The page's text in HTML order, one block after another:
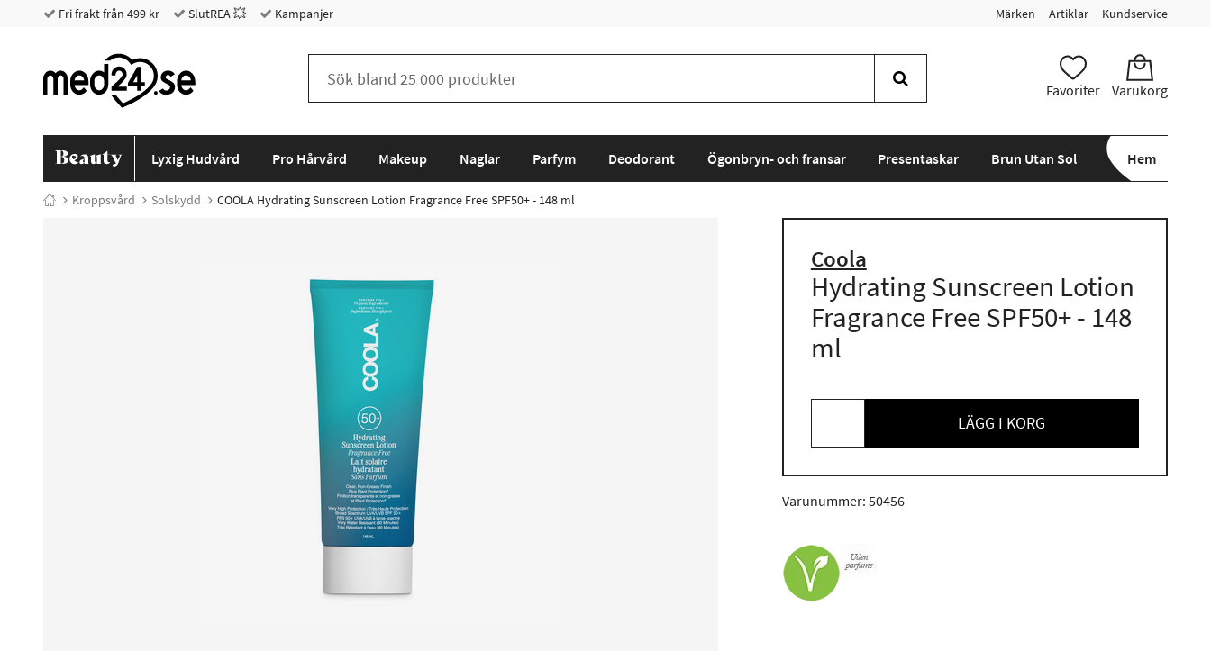
Fri frakt från 499 kr SlutREA 💥 Kampanjer Märken Artiklar Kundservice
Favoriter Varukorg
Lyxig Hudvård Pro Hårvård Makeup Naglar Parfym Deodorant Ögonbryn- och fransar Presentaskar Brun Utan Sol Hem
Kroppsvård Solskydd COOLA Hydrating Sunscreen Lotion Fragrance Free SPF50+ - 148 ml
Coola
Hydrating Sunscreen Lotion
Fragrance Free SPF50+ - 148
ml
LÄGG I KORG
Varunummer: 50456